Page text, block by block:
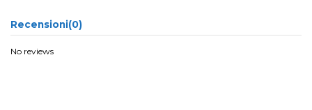
Recensioni(0)
No reviews